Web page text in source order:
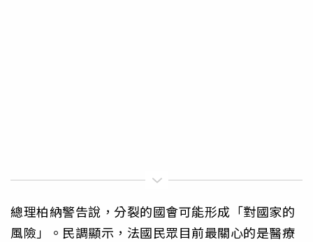
總理柏納警告說，分裂的國會可能形成「對國家的
風險」。民調顯示，法國民眾目前最關心的是醫療